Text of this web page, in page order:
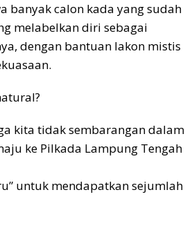
banyak calon kada yang sudah
melabelkan diri sebagai
dengan bantuan lakon mistis
kita tidak sembarangan dalam
ke Pilkada Lampung Tengah
untuk mendapatkan sejumlah